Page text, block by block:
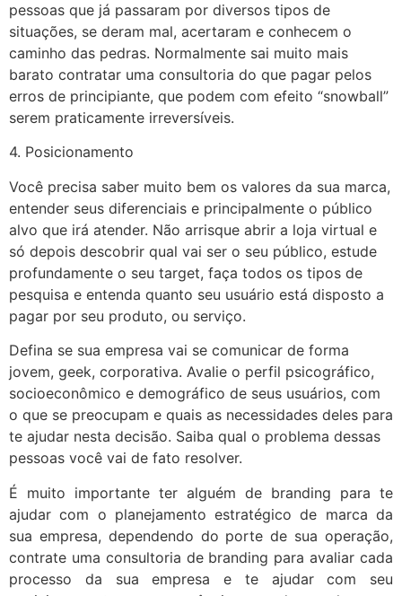
pessoas que já passaram por diversos tipos de
situações, se deram mal, acertaram e conhecem o
caminho das pedras. Normalmente sai muito mais
barato contratar uma consultoria do que pagar pelos
erros de principiante, que podem com efeito “snowball”
serem praticamente irreversíveis.
4. Posicionamento
Você precisa saber muito bem os valores da sua marca,
entender seus diferenciais e principalmente o público
alvo que irá atender. Não arrisque abrir a loja virtual e
só depois descobrir qual vai ser o seu público, estude
profundamente o seu target, faça todos os tipos de
pesquisa e entenda quanto seu usuário está disposto a
pagar por seu produto, ou serviço.
Defina se sua empresa vai se comunicar de forma
jovem, geek, corporativa. Avalie o perfil psicográfico,
socioeconômico e demográfico de seus usuários, com
o que se preocupam e quais as necessidades deles para
te ajudar nesta decisão. Saiba qual o problema dessas
pessoas você vai de fato resolver.
É muito importante ter alguém de branding para te
ajudar com o planejamento estratégico de marca da
sua empresa, dependendo do porte de sua operação,
contrate uma consultoria de branding para avaliar cada
processo da sua empresa e te ajudar com seu